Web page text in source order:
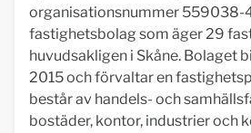
organisationsnummer 559038-
fastighetsbolag som äger 29
huvudsakligen i Skåne. Bolaget
2015 och förvaltar en
består av handels- och
bostäder, kontor, industrier och